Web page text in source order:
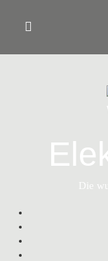
content
Die